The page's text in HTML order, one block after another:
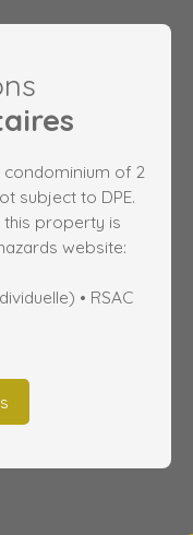
condominium of 2
subject to DPE.
property is
website:
• RSAC